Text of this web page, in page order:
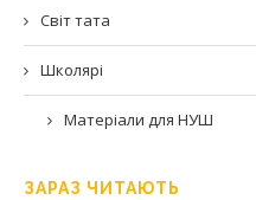
Світ тата
Школярі
Матеріали для НУШ
ЗАРАЗ ЧИТАЮТЬ